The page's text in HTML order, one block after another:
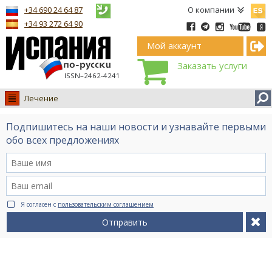
О компании
ISSN–2462-4241
+34 690 24 64 87
+34 93 272 64 90
Мой аккаунт
Заказать услуги
Испания
Иммиграция
Лечение
Лечение
Недвижимость
Бизнес
Документы
Подпишитесь на наши новости и узнавайте первыми
обо всех предложениях
Я согласен с пользовательским соглашением
Отправить